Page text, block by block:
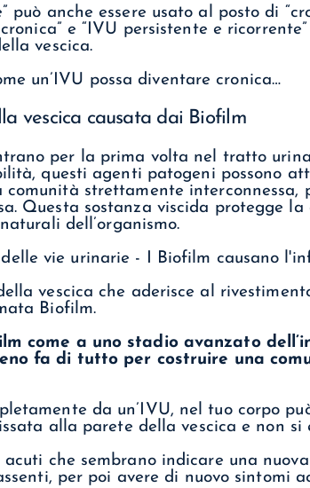
può anche essere usato al posto di
cronica” e “IVU persistente e
vescica.
un’IVU possa diventare cronica…
vescica causata dai Biofilm
per la prima volta nel tratto
questi agenti patogeni possono
comunità strettamente
Questa sostanza viscida protegge
dell’organismo.
vescica che aderisce al
Biofilm.
come a uno stadio avanzato
fa di tutto per costruire una
da un’IVU, nel tuo corpo
alla parete della vescica e non
acuti che sembrano indicare una
per poi avere di nuovo sintomi